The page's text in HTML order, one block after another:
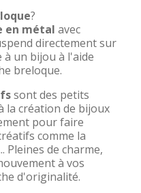
?
en métal avec
directement sur
à un bijou à l'aide
breloque.
sont des petits
la création de bijoux
pour faire
comme la
Pleines de charme,
à vos
d'originalité.